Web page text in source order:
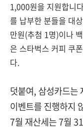
1,000원을 지원합니
를 납부한 분들을 대
만원(추첨 1명)이나
은 스타벅스 커피 쿠
다.
덧붙여, 삼성카드는
이벤트를 진행하지
7월 재산세는 7월